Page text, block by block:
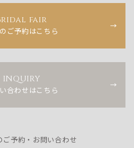
fair
ご予約はこちら
INQUIRY
合わせはこちら
ご予約・お問い合わせ